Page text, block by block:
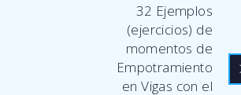
32 Ejemplos
(ejercicios) de
momentos de
Empotramiento
en Vigas con el